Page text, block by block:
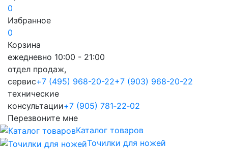
0
Избранное
0
Корзина
ежедневно 10:00 - 21:00
отдел продаж,
сервис+7 (495) 968-20-22+7 (903) 968-20-22
технические
консультации+7 (905) 781‑22‑02
Перезвоните мне
Каталог товаров
Точилки для ножей